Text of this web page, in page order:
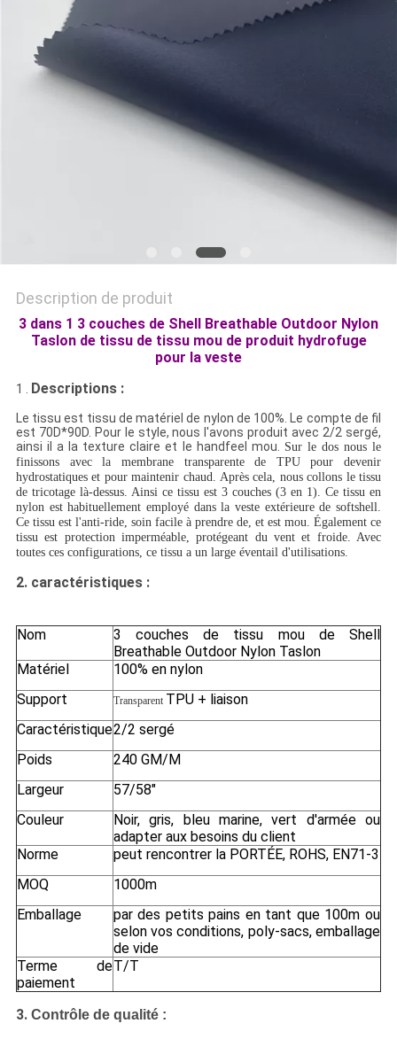
PRIVACY
POLICY
Description de produit
3 dans 1 3 couches de Shell Breathable Outdoor Nylon
Taslon de tissu de tissu mou de produit hydrofuge
pour la veste
1 . Descriptions :
Le tissu est tissu de matériel de nylon de 100%. Le compte de fil
est 70D*90D. Pour le style, nous l'avons produit avec 2/2 sergé,
ainsi il a la texture claire et le handfeel mou. Sur le dos nous le
finissons avec la membrane transparente de TPU pour devenir
hydrostatiques et pour maintenir chaud. Après cela, nous collons le tissu
de tricotage là-dessus. Ainsi ce tissu est 3 couches (3 en 1). Ce tissu en
nylon est habituellement employé dans la veste extérieure de softshell.
Ce tissu est l'anti-ride, soin facile à prendre de, et est mou. Également ce
tissu est protection imperméable, protégeant du vent et froide. Avec
toutes ces configurations, ce tissu a un large éventail d'utilisations.
2.caractéristiques :
Nom
3 couches de tissu mou de Shell
Breathable Outdoor Nylon Taslon
Matériel
100% en nylon
Support
Transparent TPU + liaison
Caractéristique2/2 sergé
Poids
240 GM/M
Largeur
57/58"
Couleur
Noir, gris, bleu marine, vert d'armée ou
adapter aux besoins du client
Norme
peut rencontrer la PORTÉE, ROHS, EN71-3
MOQ
1000m
Emballage
par des petits pains en tant que 100m ou
selon vos conditions, poly-sacs, emballage
de vide
Terme de
paiement
T/T
3. Contrôle de qualité :